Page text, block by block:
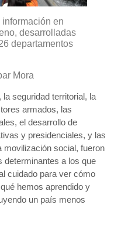
en
desarrolladas
departamentos
Mora
seguridad territorial, la
armados, las
el desarrollo de
y presidenciales, y las
movilización social, fueron
determinantes a los que
cuidado para ver cómo
hemos aprendido y
un país menos